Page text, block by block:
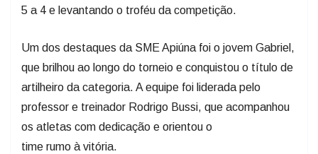
5 a 4 e levantando o troféu da competição.
Um dos destaques da SME Apiúna foi o jovem Gabriel,
que brilhou ao longo do torneio e conquistou o título de
artilheiro da categoria. A equipe foi liderada pelo
professor e treinador Rodrigo Bussi, que acompanhou
os atletas com dedicação e orientou o
time rumo à vitória.